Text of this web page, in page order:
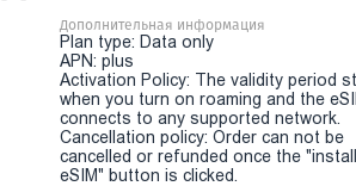
Дополнительная информация
Plan type: Data only
APN: plus
Activation Policy: The validity period
when you turn on roaming and the
connects to any supported network.
Cancellation policy: Order can not be
cancelled or refunded once the "install
eSIM" button is clicked.